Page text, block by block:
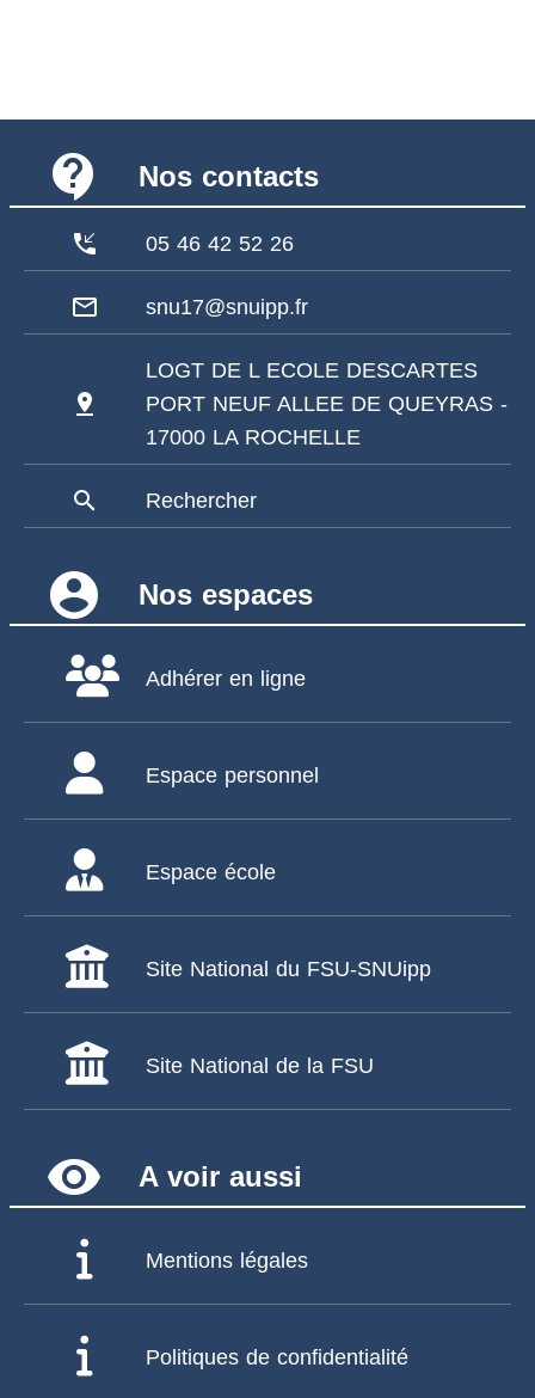
contact_support Nos contacts
phone_callback 05 46 42 52 26
mail_outline snu17@snuipp.fr
pin_drop
LOGT DE L ECOLE DESCARTES
PORT NEUF ALLEE DE QUEYRAS -
17000 LA ROCHELLE
search Rechercher
account_circle Nos espaces
Adhérer en ligne
Espace personnel
Espace école
Site National du FSU-SNUipp
Site National de la FSU
remove_red_eye A voir aussi
Mentions légales
Politiques de confidentialité